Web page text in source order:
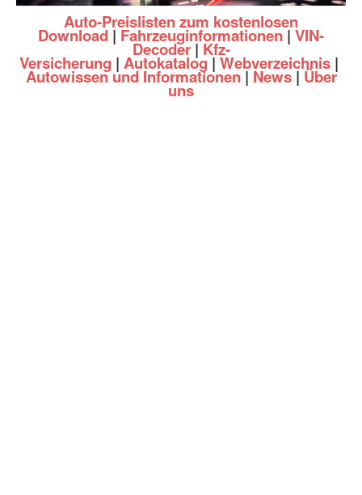
Auto-Preislisten zum kostenlosen
Download | Fahrzeuginformationen | VIN-
Decoder| Kfz-
Versicherung | Autokatalog | Webverzeichnis |
Autowissen und Informationen| News| Über
uns